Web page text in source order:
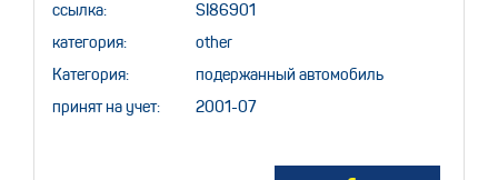
ссылка: SI86901
категория: other
Категория: подержанный автомобиль
принят на учет: 2001-07